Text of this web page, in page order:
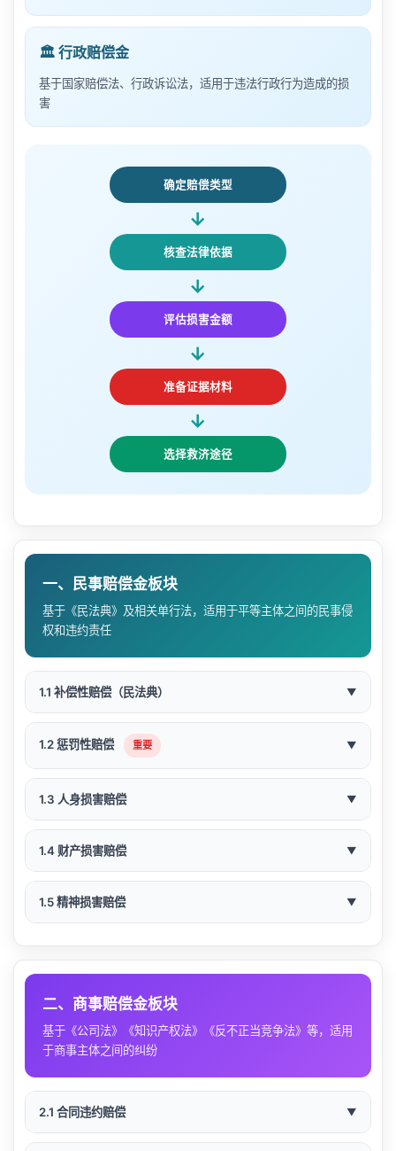
🏛️ 行政赔偿金
基于国家赔偿法、行政诉讼法，适用于违法行政行为造成的损
害
确定赔偿类型
→
核查法律依据
→
评估损害金额
→
准备证据材料
→
选择救济途径
一、民事赔偿金板块
基于《民法典》及相关单行法，适用于平等主体之间的民事侵
权和违约责任
1.1 补偿性赔偿（民法典） ▼
📖 适用情形
侵权责任：侵害他人人身权益、财产权益造成
损害
违约责任：合同一方违约造成对方损失
物的瑕疵担保责任
《民法典》第577条：违约责任
《民法典》第1165条：过错责任原则
《民法典》第1166条：无过错责任原则
《民法典》第1184条：财产损失计算
💰 赔偿范围与计算
损失类型 计算方法
1.2 惩罚性赔偿 重要 ▼
📖 适用情形
惩罚性赔偿适用于经营者的特定违法行为，其金额
可能超过实际损失，具有惩罚和威慑功能。
⚖️ 法律依据与赔偿标准
法律依据：《消费者权益保护法》第55条
适用条件：经营者提供商品或服务有欺诈行为
赔偿金额 = 商品价款 × 3（最低500元）
示例：购买价值2000元的手机存在欺诈 → 可
8000元
1.3 人身损害赔偿 ▼
📖 适用情形
工伤事故
人身伤害（打架斗殴、意外伤害等）
产品缺陷致人损害
⚖️ 法律依据
《民法典》第1179条：人身损害赔偿范围
1.4 财产损害赔偿 ▼
📖 适用情形
财产被盗、被抢
财产被非法侵占
财产被查封、扣押错误
环境污染导致财产损失
⚖️ 法律依据
1.5 精神损害赔偿 ▼
害
姓名权、肖像权、名誉权、荣誉权、隐私权等人格权
身份权（亲子、配偶）遭受严重侵害
死者的姓名、肖像、名誉、荣誉、隐私、遗体、遗骨
二、商事赔偿金板块
基于《公司法》《知识产权法》《反不正当竞争法》等，适用
于商事主体之间的纠纷
2.1 合同违约赔偿 ▼